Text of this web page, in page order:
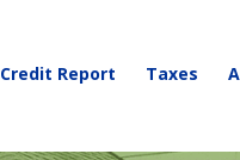
Credit Report Taxes